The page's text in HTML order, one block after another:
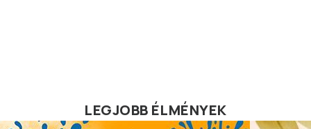
LEGJOBB ÉLMÉNYEK